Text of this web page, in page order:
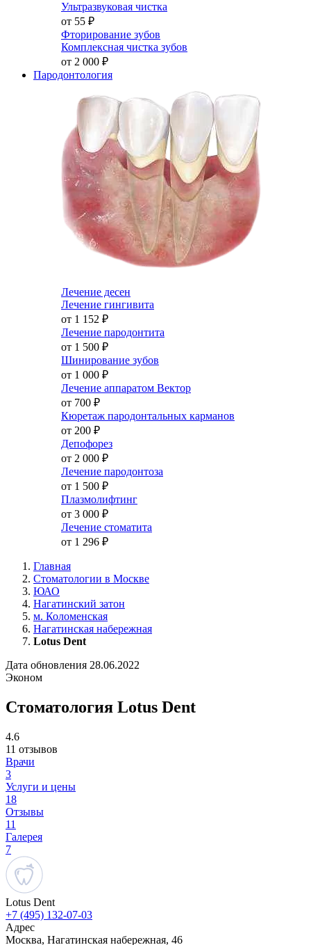
Ультразвуковая чистка
от 55 ₽
Фторирование зубов
Комплексная чистка зубов
от 2 000 ₽
Пародонтология
Лечение десен
Лечение гингивита
от 1 152 ₽
Лечение пародонтита
от 1 500 ₽
Шинирование зубов
от 1 000 ₽
Лечение аппаратом Вектор
от 700 ₽
Кюретаж пародонтальных карманов
от 200 ₽
Депофорез
от 2 000 ₽
Лечение пародонтоза
от 1 500 ₽
Плазмолифтинг
от 3 000 ₽
Лечение стоматита
от 1 296 ₽
Главная
Стоматологии в Москве
ЮАО
Нагатинский затон
м. Коломенская
Нагатинская набережная
Lotus Dent
Дата обновления 28.06.2022
Эконом
Стоматология Lotus Dent
4.6
11 отзывов
Врачи
3
Услуги и цены
18
Отзывы
11
Галерея
7
Lotus Dent
+7 (495) 132-07-03
Адрес
Москва, Нагатинская набережная, 46